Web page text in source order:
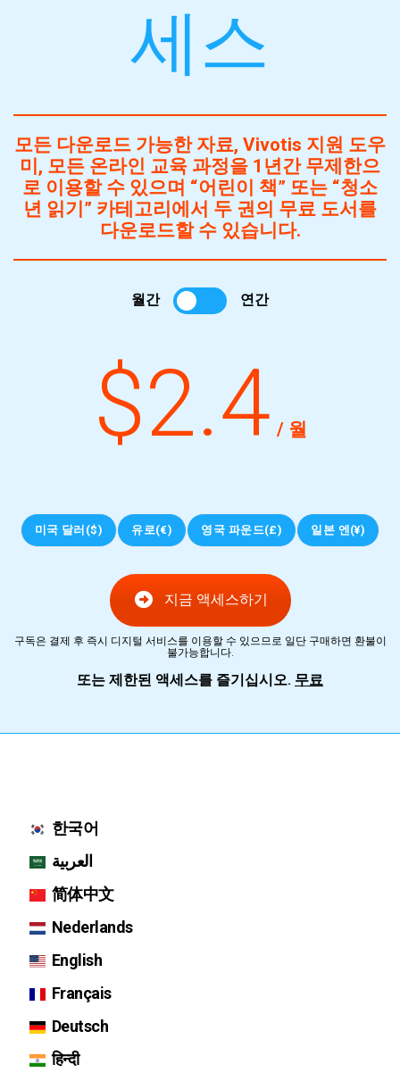
세스
모든 다운로드 가능한 자료, Vivotis 지원 도우
미, 모든 온라인 교육 과정을 1년간 무제한으
로 이용할 수 있으며 “어린이 책” 또는 “청소
년 읽기” 카테고리에서 두 권의 무료 도서를
다운로드할 수 있습니다.
월간 연간
$2.4 / 월
미국 달러($) 유로(€) 영국 파운드(£) 일본 엔(¥)
지금 액세스하기
구독은 결제 후 즉시 디지털 서비스를 이용할 수 있으므로 일단 구매하면 환불이
불가능합니다.
또는 제한된 액세스를 즐기십시오. 무료
한국어
العربية
简体中文
Nederlands
English
Français
Deutsch
हिन्दी